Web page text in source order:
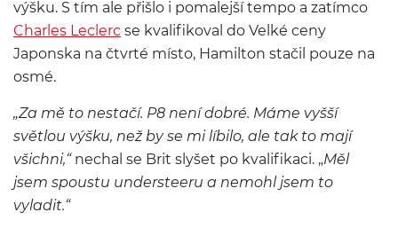
výšku. S tím ale přišlo i pomalejší tempo a zatímco
Charles Leclerc se kvalifikoval do Velké ceny
Japonska na čtvrté místo, Hamilton stačil pouze na
osmé.
„Za mě to nestačí. P8 není dobré. Máme vyšší
světlou výšku, než by se mi líbilo, ale tak to mají
všichni,“ nechal se Brit slyšet po kvalifikaci. „Měl
jsem spoustu understeeru a nemohl jsem to
vyladit.“